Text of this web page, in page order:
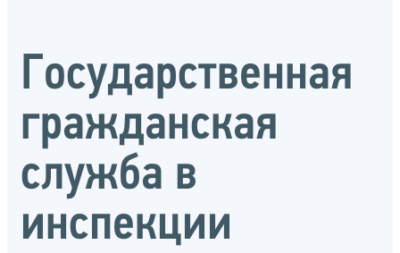
Государственная
гражданская
служба в
инспекции